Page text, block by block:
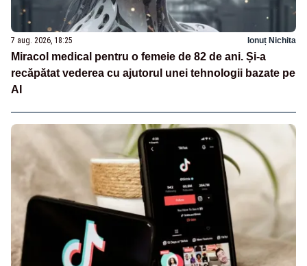
7 aug. 2026, 18:25 Ionuț Nichita
Miracol medical pentru o femeie de 82 de ani. Și-a
recăpătat vederea cu ajutorul unei tehnologii bazate pe
AI